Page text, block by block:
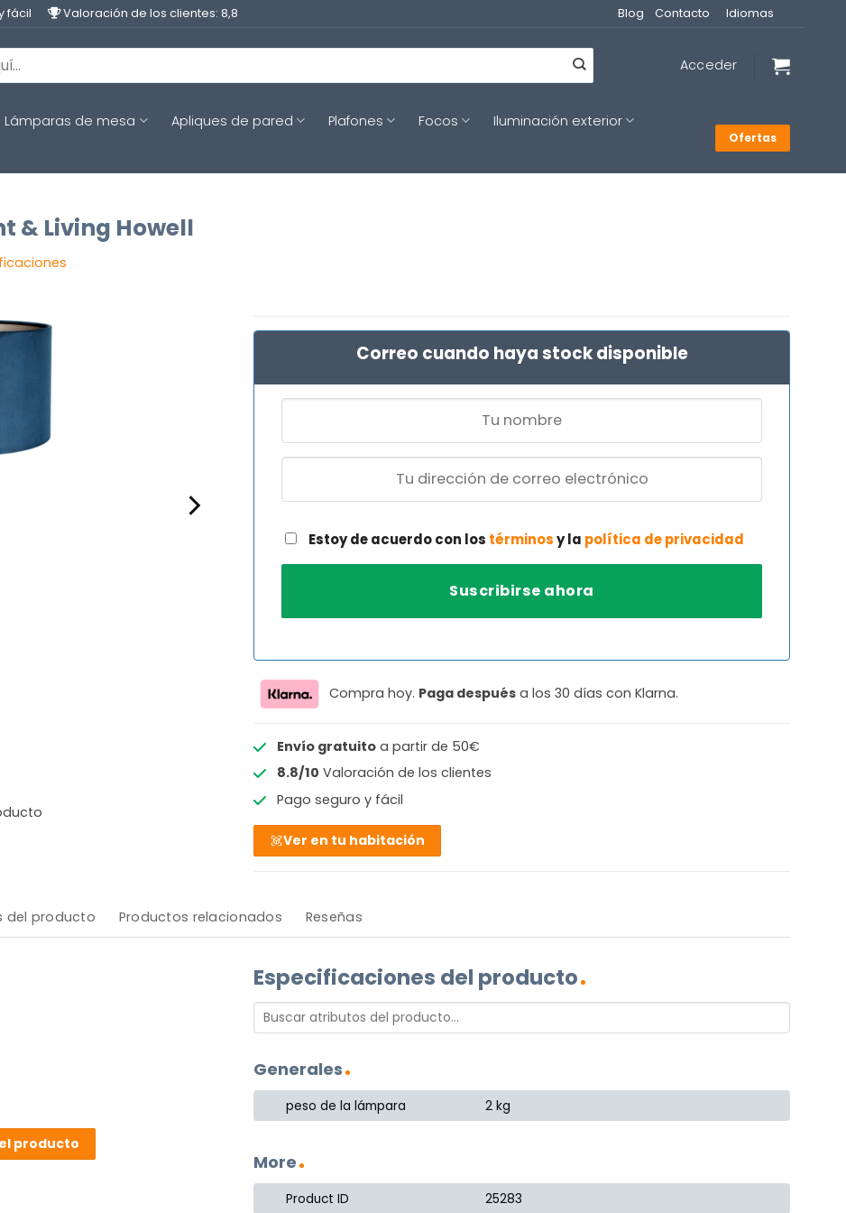
fácil Valoración de los clientes: 8,8 Blog Contacto Idiomas
Acceder
Lámparas de mesa Apliques de pared Plafones Focos
Iluminación exterior
Ofertas
& Living Howell
Correo cuando haya stock disponible
Estoy de acuerdo con los términosy la política de privacidad
Compra hoy. Paga después a los 30 días con Klarna.
Envío gratuitoa partir de 50€
8.8/10 Valoración de los clientes
Pago seguro y fácil
Ver en tu habitación
del producto Productos relacionados Reseñas
producto
Especificaciones del producto
Generales
peso de la lámpara 2 kg
More
Product ID 25283